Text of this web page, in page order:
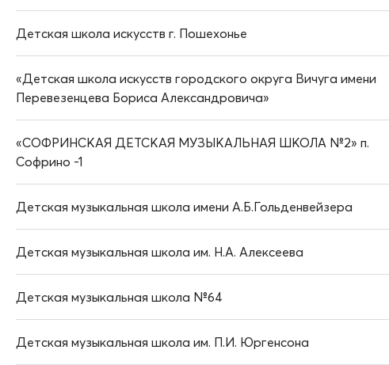
Детская школа искусств г. Пошехонье
«Детская школа искусств городского округа Вичуга имени
Перевезенцева Бориса Александровича»
«СОФРИНСКАЯ ДЕТСКАЯ МУЗЫКАЛЬНАЯ ШКОЛА №2» п.
Софрино -1
Детская музыкальная школа имени А.Б.Гольденвейзера
Детская музыкальная школа им. Н.А. Алексеева
Детская музыкальная школа №64
Детская музыкальная школа им. П.И. Юргенсона